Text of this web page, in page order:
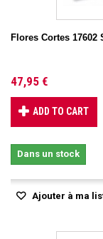
Flores Cortes
47,95 €
ADD TO CART
Dans un stock
Ajouter à ma